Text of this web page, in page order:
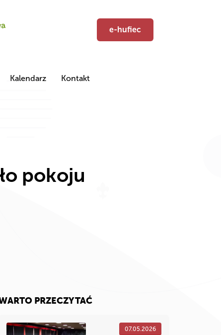
e-hufiec
Kalendarz Kontakt
pokoju
PRZECZYTAĆ
07.05.2026